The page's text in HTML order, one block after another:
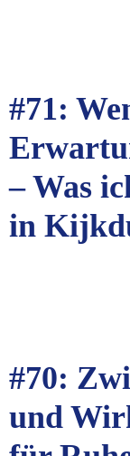
#71:
– Was
in
#70:
und